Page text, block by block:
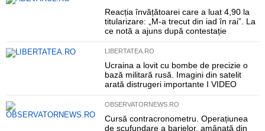
Reacția învățătoarei care a luat 4,90 la
titularizare: „M-a trecut din iad în rai”. La
ce notă a ajuns după contestație
LIBERTATEA.RO
Ucraina a lovit cu bombe de precizie o
bază militară rusă. Imagini din satelit
arată distrugeri importante I VIDEO
OBSERVATORNEWS.RO
Cursă contracronometru. Operațiunea
de scufundare a barjelor, amânată din